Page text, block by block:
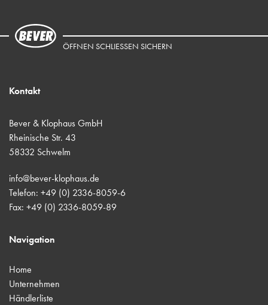
ÖFFNEN SCHLIESSEN SICHERN
Kontakt
Bever & Klophaus GmbH
Rheinische Str. 43
58332 Schwelm
info@bever-klophaus.de
Telefon: +49 (0) 2336-8059-6
Fax: +49 (0) 2336-8059-89
Navigation
Home
Unternehmen
Händlerliste